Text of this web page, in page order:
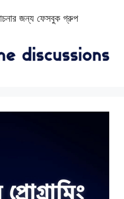
জন্য ফেসবুক গ্রুপ